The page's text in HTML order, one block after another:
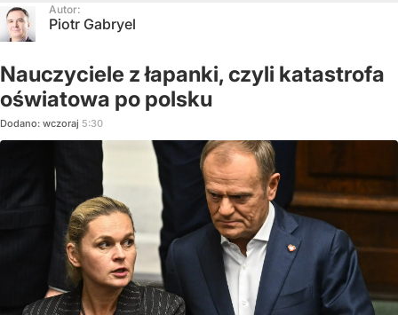
Autor:
Piotr Gabryel
Nauczyciele z łapanki, czyli katastrofa
oświatowa po polsku
Dodano: wczoraj 5:30